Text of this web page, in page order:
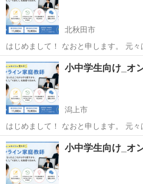
北秋田市
はじめまして！ なおと申します。 元々は大手学習塾で講師をしてお
り、現在はフリーで家庭教師をしております。 「出来な
ろからやり直す」 「わからないところ
ています。...
秋田 北秋田市 家庭教師 オ
小中学生向け_オ
潟上市
はじめまして！ なおと申します。 元々は大手学習塾で講師をしてお
り、現在はフリーで家庭教師をしております。 「出来な
ろからやり直す」 「わからないところ
ています。...
秋田 潟上市 家庭教師
小中学生向け_オ